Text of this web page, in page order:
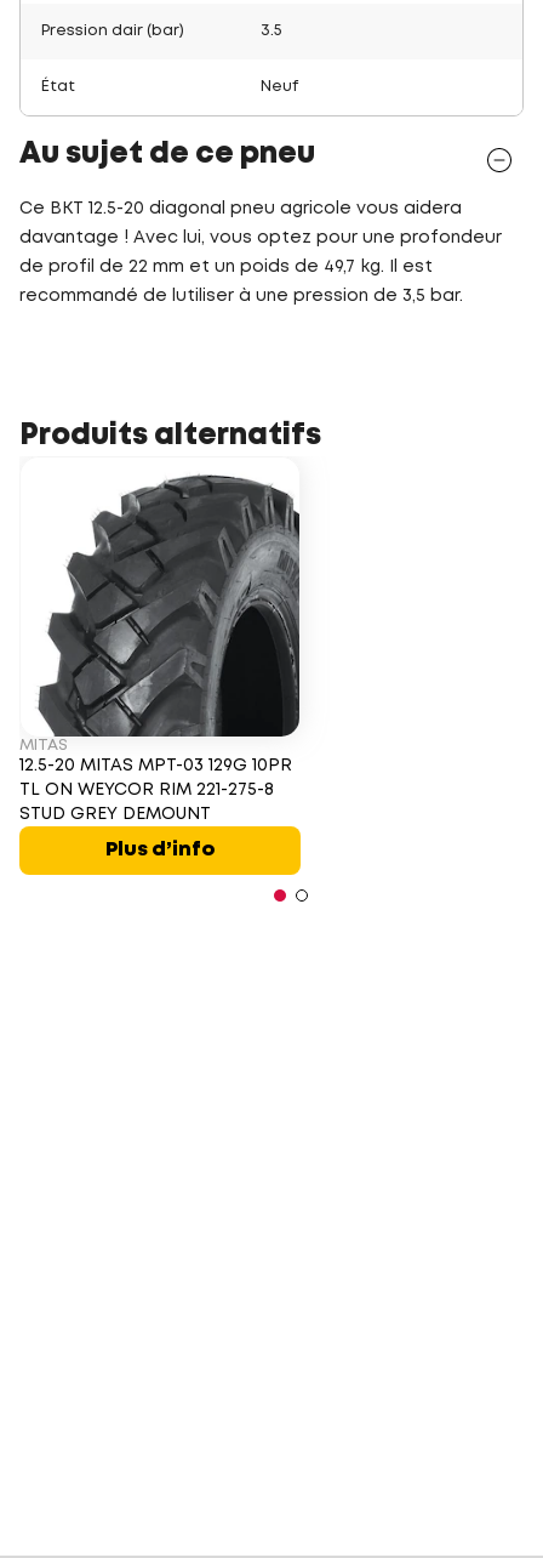
Pression dair (bar) 3.5
État Neuf
Au sujet de ce pneu
Ce BKT 12.5-20 diagonal pneu agricole vous aidera
davantage ! Avec lui, vous optez pour une profondeur
de profil de 22 mm et un poids de 49,7 kg. Il est
recommandé de lutiliser à une pression de 3,5 bar.
Produits alternatifs
MITAS
12.5-20 MITAS MPT-03 129G 10PR
TL ON WEYCOR RIM 221-275-8
STUD GREY DEMOUNT
Plus d’info